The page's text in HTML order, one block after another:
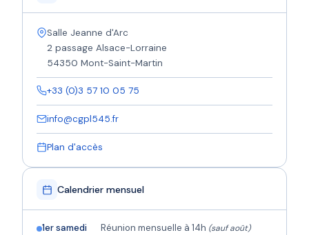
Salle Jeanne d'Arc
2 passage Alsace-Lorraine
54350 Mont-Saint-Martin
+33 (0)3 57 10 05 75
info@cgpl545.fr
Plan d'accès
Calendrier mensuel
1er samedi Réunion mensuelle à 14h (sauf août)